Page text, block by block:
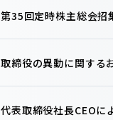
第35回定時株主総会招
取締役の異動に関する
代表取締役社長CEO